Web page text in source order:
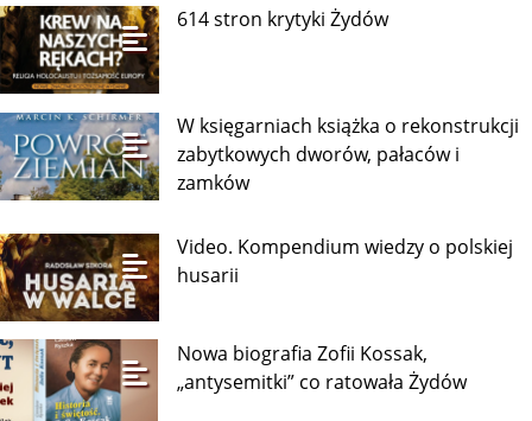
614 stron krytyki Żydów
W księgarniach książka o rekonstrukcji
zabytkowych dworów, pałaców i
zamków
Video. Kompendium wiedzy o polskiej
husarii
Nowa biografia Zofii Kossak,
„antysemitki” co ratowała Żydów